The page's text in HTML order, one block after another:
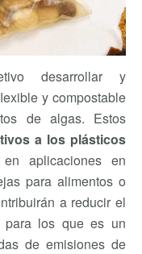
desarrollar y
y compostable
de algas. Estos
a los plásticos
aplicaciones en
para alimentos o
a reducir el
para los que es un
de emisiones de